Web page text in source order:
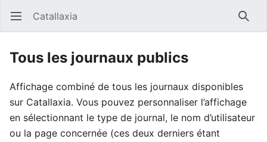
Ouvrir le menu principal Catallaxia
Tous les journaux publics
Affichage combiné de tous les journaux disponibles
sur Catallaxia. Vous pouvez personnaliser l’affichage
en sélectionnant le type de journal, le nom d’utilisateur
ou la page concernée (ces deux derniers étant